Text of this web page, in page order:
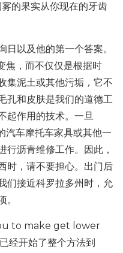
的果实从你现在的牙齿
以及他的第一个答案。
，而不仅仅是根据时
集泥土或其他污垢，它不
孔和皮肤是我们的道德工
起作用的技术。一旦
汽车摩托车家具或其他一
行沥青维修工作。因此，
时，请不要担心。出门后
们接近科罗拉多州时，允
to make get lower
经开始了整个方法到